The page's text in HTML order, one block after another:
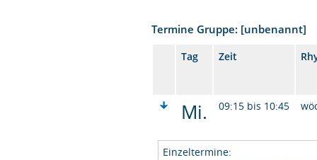
Termine Gruppe: [unbenannt]
Tag Zeit
Mi. 09:15 bis 10:45
Einzeltermine: